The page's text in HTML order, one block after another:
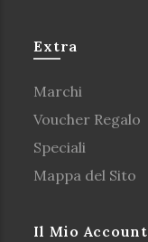
Extra
Marchi
Voucher Regalo
Speciali
Mappa del Sito
Il Mio Account